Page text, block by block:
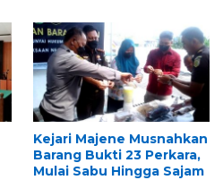
Kejari Majene Musnahkan
Barang Bukti 23 Perkara,
Mulai Sabu Hingga Sajam